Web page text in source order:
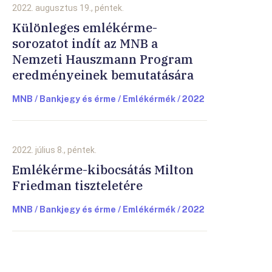
2022. augusztus 19., péntek.
Különleges emlékérme-
sorozatot indít az MNB a
Nemzeti Hauszmann Program
eredményeinek bemutatására
MNB / Bankjegy és érme / Emlékérmék / 2022
2022. július 8., péntek.
Emlékérme-kibocsátás Milton
Friedman tiszteletére
MNB / Bankjegy és érme / Emlékérmék / 2022